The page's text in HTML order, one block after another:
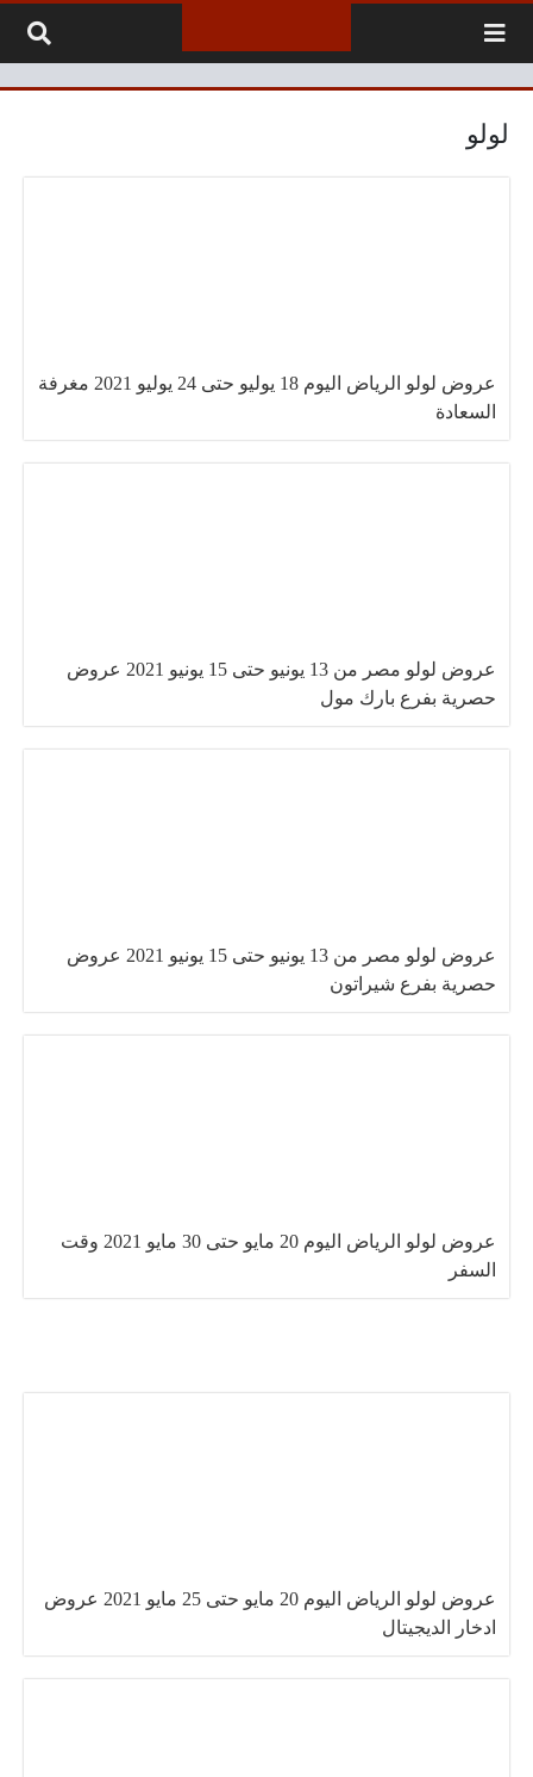
لولو
عروض لولو الرياض اليوم 18 يوليو حتى 24 يوليو 2021 مغرفة
السعادة
عروض لولو مصر من 13 يونيو حتى 15 يونيو 2021 عروض
حصرية بفرع بارك مول
عروض لولو مصر من 13 يونيو حتى 15 يونيو 2021 عروض
حصرية بفرع شيراتون
عروض لولو الرياض اليوم 20 مايو حتى 30 مايو 2021 وقت
السفر
عروض لولو الرياض اليوم 20 مايو حتى 25 مايو 2021 عروض
ادخار الديجيتال